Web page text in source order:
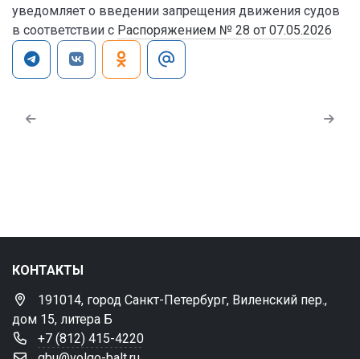
уведомляет о введении запрещения движения судов
в соответствии с Распоряжением № 28 от 07.05.2026
КОНТАКТЫ
191014, город Санкт-Петербург, Виленский пер.,
дом 15, литера Б
+7 (812) 415-4220